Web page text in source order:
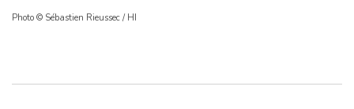
Photo © Sébastien Rieussec / HI